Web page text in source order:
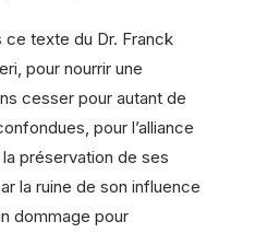
texte du Dr. Franck
pour nourrir une
cesser pour autant de
pour l’alliance
préservation de ses
la ruine de son influence
dommage pour